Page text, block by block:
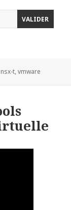
nsx-t,vmware